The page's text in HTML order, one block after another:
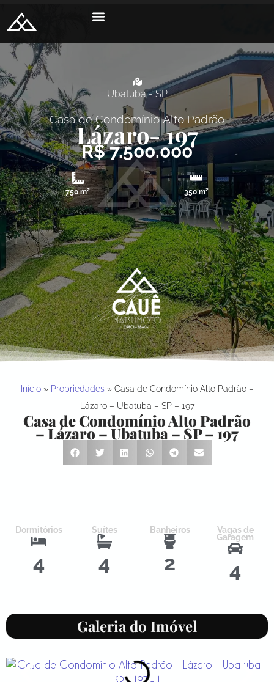
Ubatuba - SP
Casa de Condomínio Alto Padrão
Lázaro- 197
R$ 7.500.000
750 m² 350 m²
Início» Propriedades » Casa de Condomínio Alto Padrão –
Lázaro – Ubatuba – SP – 197
Casa de Condomínio Alto Padrão
– Lázaro – Ubatuba – SP – 197
Dormitórios
4
Suítes
4
Banheiros
2
Vagas de
Garagem
4
Galeria do Imóvel